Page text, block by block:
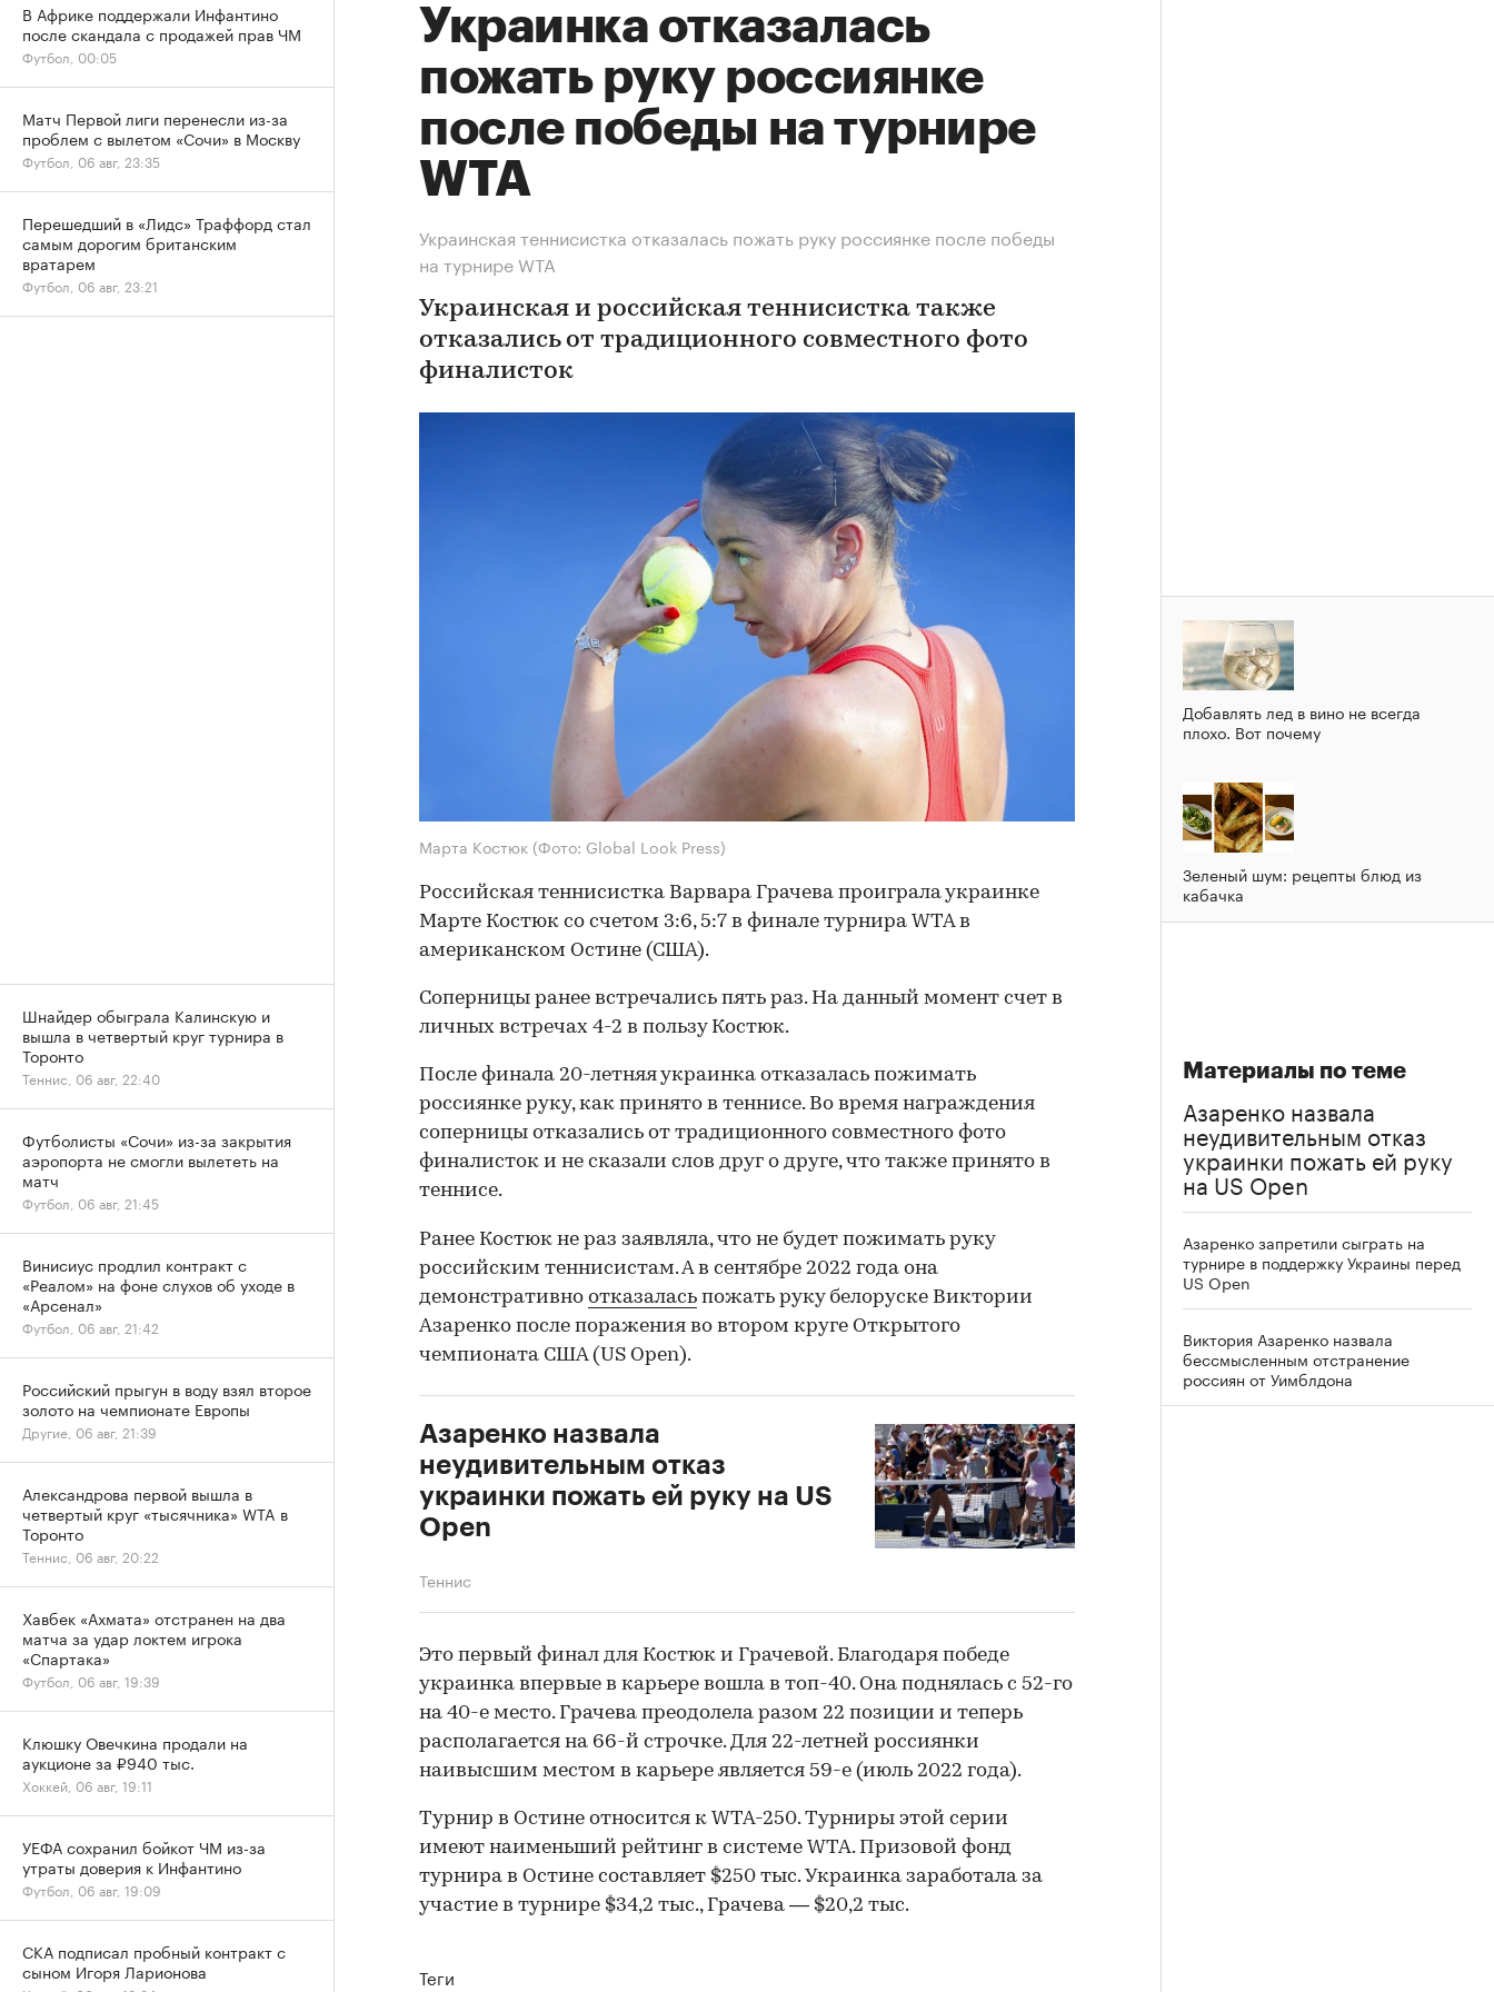
Украинка отказалась
пожать руку россиянке
после победы на турнире
WTA
Украинская теннисистка отказалась пожать руку россиянке после победы
на турнире WTA
Украинская и российская теннисистка также
отказались от традиционного совместного фото
финалисток
Марта Костюк (Фото: Global Look Press)
Российская теннисистка Варвара Грачева проиграла украинке
Марте Костюк со счетом 3:6, 5:7 в финале турнира WTA в
американском Остине (США).
Соперницы ранее встречались пять раз. На данный момент счет в
личных встречах 4-2 в пользу Костюк.
После финала 20-летняя украинка отказалась пожимать
россиянке руку, как принято в теннисе. Во время награждения
соперницы отказались от традиционного совместного фото
финалисток и не сказали слов друг о друге, что также принято в
теннисе.
Ранее Костюк не раз заявляла, что не будет пожимать руку
российским теннисистам. А в сентябре 2022 года она
демонстративно отказалась пожать руку белоруске Виктории
Азаренко после поражения во втором круге Открытого
чемпионата США (US Open).
Азаренко назвала
неудивительным отказ
украинки пожать ей руку на US
Open
Теннис
Это первый финал для Костюк и Грачевой. Благодаря победе
украинка впервые в карьере вошла в топ-40. Она поднялась с 52-го
на 40-е место. Грачева преодолела разом 22 позиции и теперь
располагается на 66-й строчке. Для 22-летней россиянки
наивысшим местом в карьере является 59-е (июль 2022 года).
Турнир в Остине относится к WTA-250. Турниры этой серии
имеют наименьший рейтинг в системе WTA. Призовой фонд
турнира в Остине составляет $250 тыс. Украинка заработала за
участие в турнире $34,2 тыс., Грачева — $20,2 тыс.
Теги
Добавлять лед в вино не всегда
плохо. Вот почему
Зеленый шум: рецепты блюд из
кабачка
Материалы по теме
Азаренко назвала
неудивительным отказ
украинки пожать ей руку
на US Open
Азаренко запретили сыграть на
турнире в поддержку Украины перед
US Open
Виктория Азаренко назвала
бессмысленным отстранение
россиян от Уимблдона
В Африке поддержали Инфантино
после скандала с продажей прав ЧМ
Футбол, 00:05
Матч Первой лиги перенесли из-за
проблем с вылетом «Сочи» в Москву
Футбол, 06 авг, 23:35
Перешедший в «Лидс» Траффорд стал
самым дорогим британским
вратарем
Футбол, 06 авг, 23:21
Шнайдер обыграла Калинскую и
вышла в четвертый круг турнира в
Торонто
Теннис, 06 авг, 22:40
Футболисты «Сочи» из-за закрытия
аэропорта не смогли вылететь на
матч
Футбол, 06 авг, 21:45
Винисиус продлил контракт с
«Реалом» на фоне слухов об уходе в
«Арсенал»
Футбол, 06 авг, 21:42
Российский прыгун в воду взял второе
золото на чемпионате Европы
Другие, 06 авг, 21:39
Александрова первой вышла в
четвертый круг «тысячника» WTA в
Торонто
Теннис, 06 авг, 20:22
Хавбек «Ахмата» отстранен на два
матча за удар локтем игрока
«Спартака»
Футбол, 06 авг, 19:39
Клюшку Овечкина продали на
аукционе за ₽940 тыс.
Хоккей, 06 авг, 19:11
УЕФА сохранил бойкот ЧМ из-за
утраты доверия к Инфантино
Футбол, 06 авг, 19:09
СКА подписал пробный контракт с
сыном Игоря Ларионова